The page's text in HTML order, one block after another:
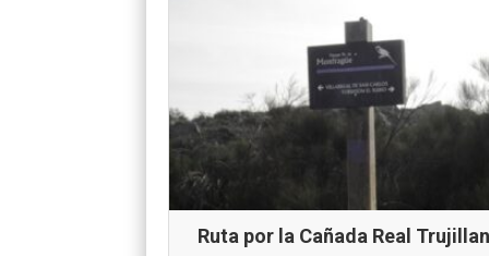
Ruta por la Cañada Real